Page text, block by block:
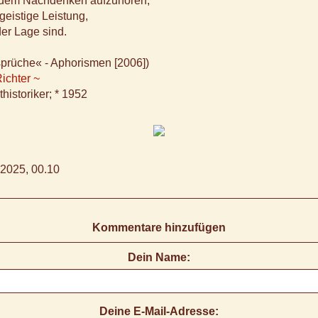
Leistung,
Lage sind.
- Aphorismen [2006])
~
* 1952
00.10
Kommentare hinzufügen
Dein Name:
Deine E-Mail-Adresse: